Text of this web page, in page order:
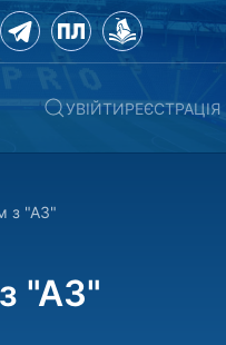
УВІЙТИРЕЄСТРАЦІЯ
з "АЗ"
"АЗ"